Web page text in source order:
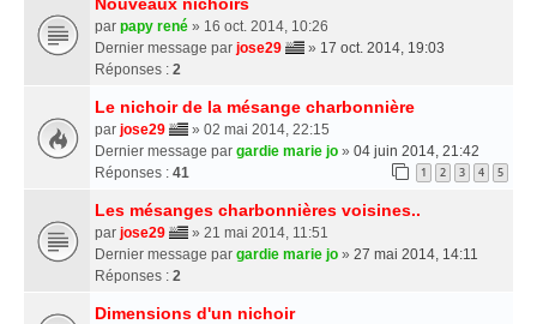
par papy rené » 16 oct. 2014, 10:26
Dernier message par jose29 » 17 oct. 2014, 19:03
Réponses : 2
Le nichoir de la mésange charbonnière
par jose29
» 02 mai 2014, 22:15
Dernier message par gardie marie jo » 04 juin 2014, 21:42
Réponses : 41 1 2 3 4 5
Les mésanges charbonnières voisines..
par jose29
» 21 mai 2014, 11:51
Dernier message par gardie marie jo » 27 mai 2014, 14:11
Réponses : 2
Dimensions d'un nichoir